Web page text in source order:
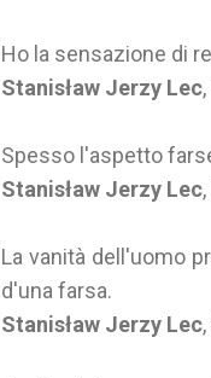
Ho la sensazione di
Stanisław Jerzy Lec
Spesso l'aspetto
Stanisław Jerzy Lec
La vanità dell'uomo
d'una farsa.
Stanisław Jerzy Lec